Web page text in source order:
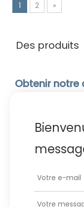
1 2 »
Des produits
Obtenir notre